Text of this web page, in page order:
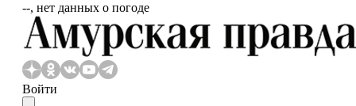
‐‐, нет данных о погоде
Войти